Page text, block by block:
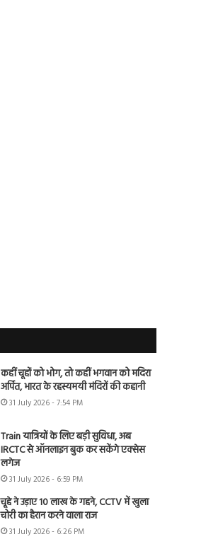
कहीं चूहों को भोग, तो कहीं भगवान को मदिरा
अर्पित, भारत के रहस्यमयी मंदिरों की कहानी
31 July 2026 - 7:54 PM
Train यात्रियों के लिए बड़ी सुविधा, अब
IRCTC से ऑनलाइन बुक कर सकेंगे एक्सेस
लगेज
31 July 2026 - 6:59 PM
चूहे ने उड़ाए 10 लाख के गहने, CCTV में खुला
चोरी का हैरान करने वाला राज
31 July 2026 - 6:26 PM